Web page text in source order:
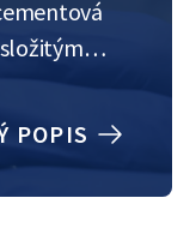
bude
POPIS